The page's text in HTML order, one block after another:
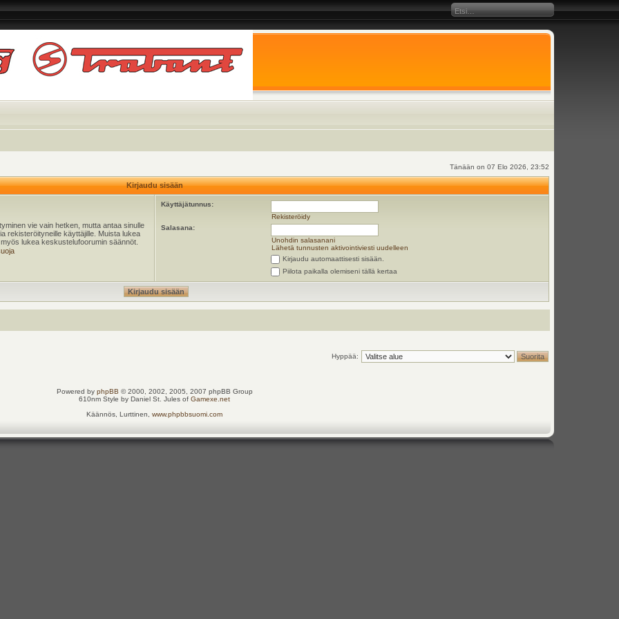
Tänään on 07 Elo 2026, 23:52
Kirjaudu sisään
vie vain hetken, mutta antaa sinulle
rekisteröityneille käyttäjille. Muista lukea
lukea keskustelufoorumin säännöt.
Käyttäjätunnus:
Rekisteröidy
Salasana:
Unohdin salasanani
Lähetä tunnusten aktivointiviesti uudelleen
Kirjaudu automaattisesti sisään.
Piilota paikalla olemiseni tällä kertaa
Hyppää:
Powered by phpBB © 2000, 2002, 2005, 2007 phpBB Group
610nm Style by Daniel St. Jules ofGamexe.net
Käännös, Lurttinen,www.phpbbsuomi.com